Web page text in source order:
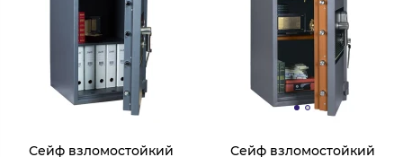
Сейф взломостойкий
Сейф взломостойкий